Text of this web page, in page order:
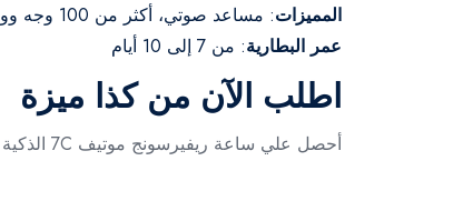
المميزات: مساعد صوتي، أكثر من 100 وجه ووضع
عمر البطارية: من 7 إلى 10 أيام
اطلب الآن من كذا ميزة
أحصل علي ساعة ريفيرسونج موتيف 7C الذكية أسود - SW71 أطلب الأن من متجر كذا ميوة